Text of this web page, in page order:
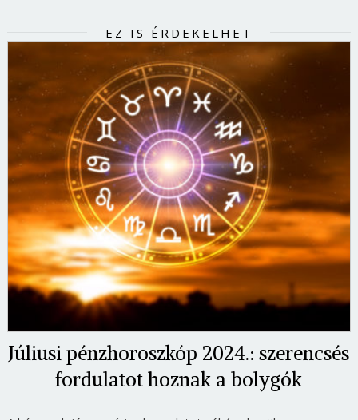
EZ IS ÉRDEKELHET
Júliusi pénzhoroszkóp 2024.: szerencsés
fordulatot hoznak a bolygók